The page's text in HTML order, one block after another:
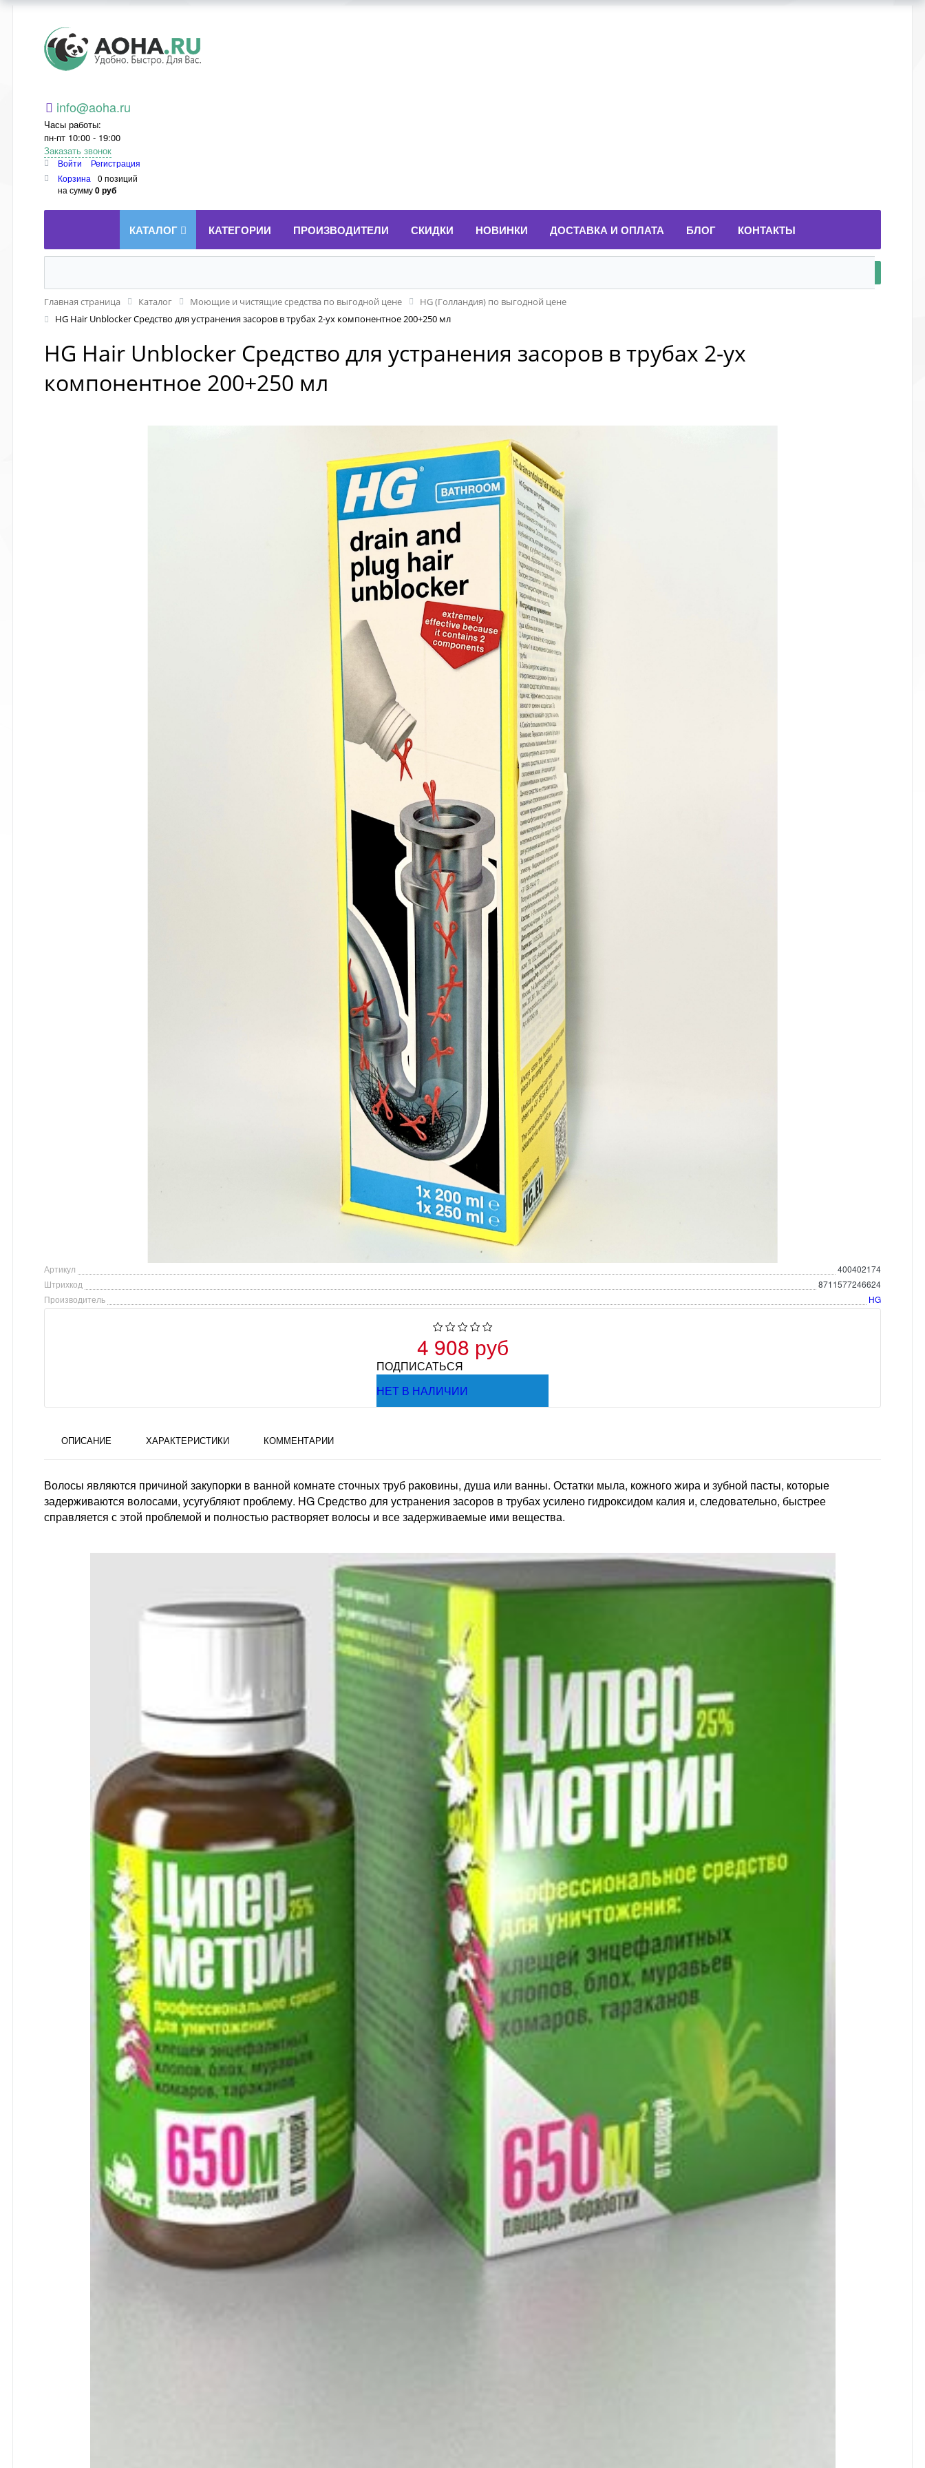
Aoha.ru
info@aoha.ru
Часы работы:
пн-пт 10:00 - 19:00
Заказать звонок
Войти
Регистрация
Корзина
0 позиций
на сумму0 руб
КАТАЛОГ КАТЕГОРИИ ПРОИЗВОДИТЕЛИ СКИДКИ НОВИНКИ ДОСТАВКА И ОПЛАТА БЛОГ КОНТАКТЫ
Главная страница Каталог Моющие и чистящие средства по выгодной цене
HG (Голландия) по выгодной цене
HG Hair Unblocker Средство для устранения засоров в трубах 2-ух компонентное 200+250 мл
HG Hair Unblocker Средство для устранения засоров в трубах 2-ух
компонентное 200+250 мл
Артикул
400402174
Штрихкод
8711577246624
Производитель
HG
4 908 руб
ПОДПИСАТЬСЯ
НЕТ В НАЛИЧИИ
ОПИСАНИЕ ХАРАКТЕРИСТИКИ КОММЕНТАРИИ
Волосы являются причиной закупорки в ванной комнате сточных труб раковины, душа или ванны. Остатки мыла, кожного жира и зубной пасты, которые
задерживаются волосами, усугубляют проблему. HG Средство для устранения засоров в трубах усилено гидроксидом калия и, следовательно, быстрее
справляется с этой проблемой и полностью растворяет волосы и все задерживаемые ими вещества.